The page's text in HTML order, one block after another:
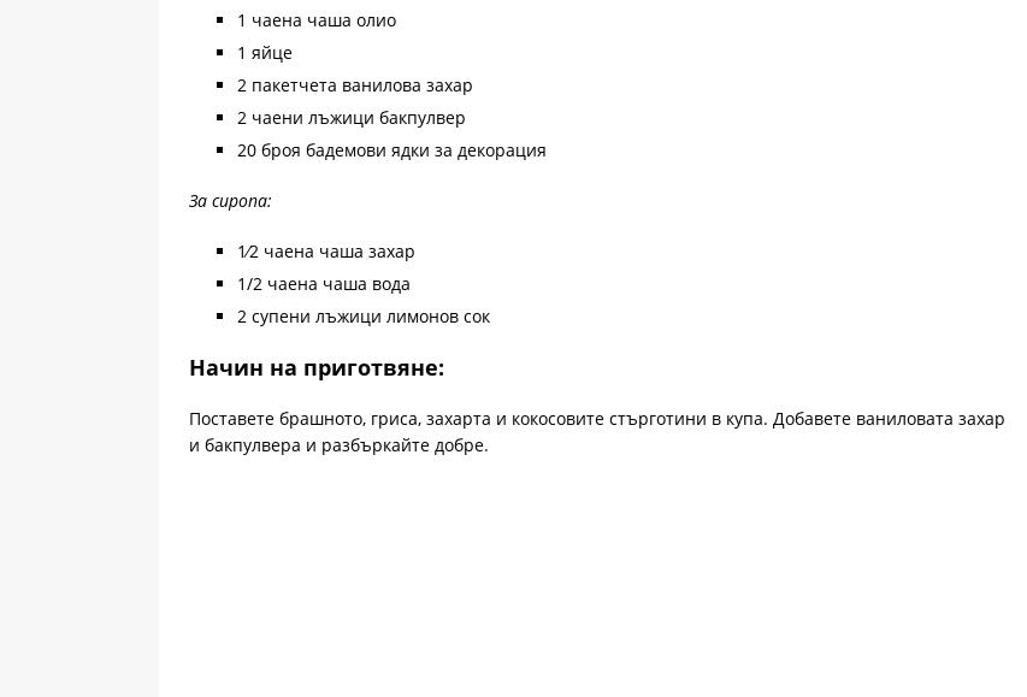
1 чаена чаша олио
1 яйце
2 пакетчета ванилова захар
2 чаени лъжици бакпулвер
20 броя бадемови ядки за декорация
За сиропа:
1⁄2 чаена чаша захар
1/2 чаена чаша вода
2 супени лъжици лимонов сок
Начин на приготвяне:
Поставете брашното, гриса, захарта и кокосовите стърготини в купа. Добавете ваниловата захар
и бакпулвера и разбъркайте добре.